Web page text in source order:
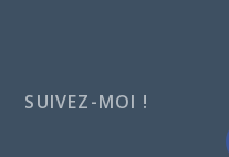
SUIVEZ-MOI !